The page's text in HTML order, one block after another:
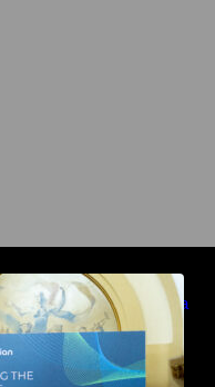
tehnologii de
pentru monitorizarea
critice